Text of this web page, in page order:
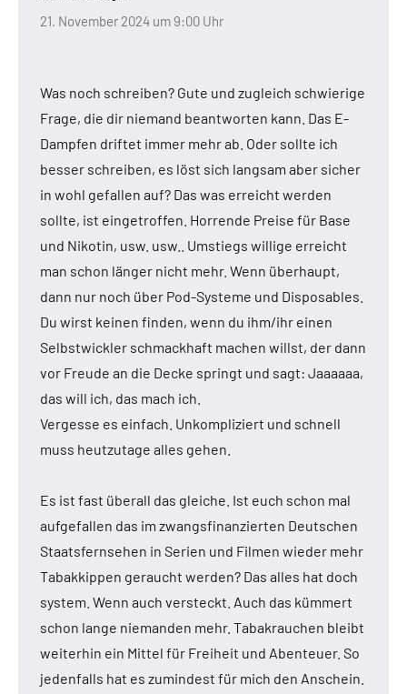
21. November 2024 um 9:00 Uhr
Was noch schreiben? Gute und zugleich schwierige
Frage, die dir niemand beantworten kann. Das E-
Dampfen driftet immer mehr ab. Oder sollte ich
besser schreiben, es löst sich langsam aber sicher
in wohl gefallen auf? Das was erreicht werden
sollte, ist eingetroffen. Horrende Preise für Base
und Nikotin, usw. usw.. Umstiegs willige erreicht
man schon länger nicht mehr. Wenn überhaupt,
dann nur noch über Pod-Systeme und Disposables.
Du wirst keinen finden, wenn du ihm/ihr einen
Selbstwickler schmackhaft machen willst, der dann
vor Freude an die Decke springt und sagt: Jaaaaaa,
das will ich, das mach ich.
Vergesse es einfach. Unkompliziert und schnell
muss heutzutage alles gehen.
Es ist fast überall das gleiche. Ist euch schon mal
aufgefallen das im zwangsfinanzierten Deutschen
Staatsfernsehen in Serien und Filmen wieder mehr
Tabakkippen geraucht werden? Das alles hat doch
system. Wenn auch versteckt. Auch das kümmert
schon lange niemanden mehr. Tabakrauchen bleibt
weiterhin ein Mittel für Freiheit und Abenteuer. So
jedenfalls hat es zumindest für mich den Anschein.